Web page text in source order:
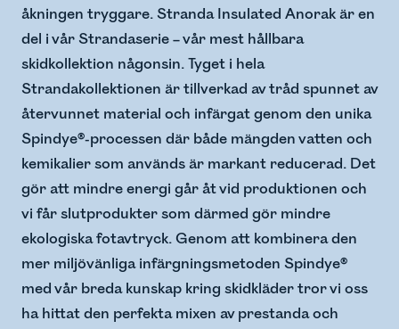
åkningen tryggare. Stranda Insulated Anorak är en
del i vår Strandaserie – vår mest hållbara
skidkollektion någonsin. Tyget i hela
Strandakollektionen är tillverkad av tråd spunnet av
återvunnet material och infärgat genom den unika
Spindye®-processen där både mängden vatten och
kemikalier som används är markant reducerad. Det
gör att mindre energi går åt vid produktionen och
vi får slutprodukter som därmed gör mindre
ekologiska fotavtryck. Genom att kombinera den
mer miljövänliga infärgningsmetoden Spindye®
med vår breda kunskap kring skidkläder tror vi oss
ha hittat den perfekta mixen av prestanda och